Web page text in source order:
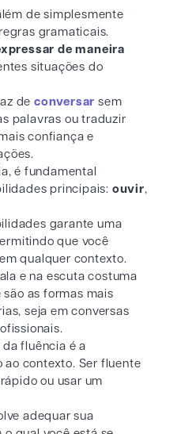
de simplesmente
gramaticais.
de maneira
situações do
de conversar sem
palavras ou traduzir
confiança e
é fundamental
principais: ouvir,
garante uma
que você
qualquer contexto.
e na escuta costuma
as formas mais
seja em conversas
fluência é a
contexto. Ser fluente
ou usar um
adequar sua